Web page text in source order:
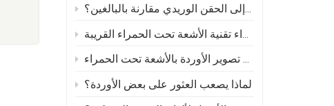
لماذا يواجه الأطفال صعوبة أكبر في الوصول إلى الحقن الوريدي مقارنة بالبالغين؟
كيف تعمل أجهزة الكشف عن الأوردة بتقنية الإسقاط الضوئي؟ العلم وراء تقنية الأشعة تحت الحمراء القريبة
العلم وراء تقنية تصوير الأوردة بالأشعة تحت الحمراء
لماذا يصعب العثور على بعض الأوردة؟